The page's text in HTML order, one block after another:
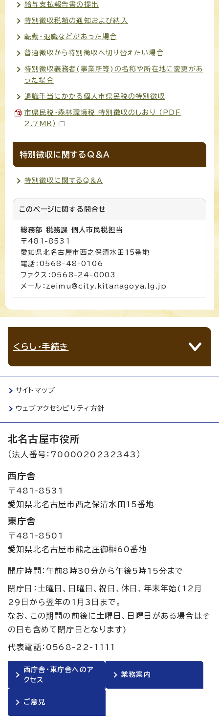
給与支払報告書の提出
特別徴収税額の通知および納入
転勤・退職などがあった場合
普通徴収から特別徴収へ切り替えたい場合
特別徴収義務者(事業所等)の名称や所在地に変更があ
った場合
退職手当にかかる個人市県民税の特別徴収
市県民税・森林環境税 特別徴収のしおり （PDF
2.7MB）
特別徴収に関するQ＆A
特別徴収に関するQ＆A
このページに関する 問合せ
総務部 税務課 個人市民税担当
〒481-8531
愛知県北名古屋市西之保清水田15番地
電話：0568-48-0106
ファクス：0568-24-0003
メール：zeimu@city.kitanagoya.lg.jp
くらし・手続き
サイトマップ
ウェブアクセシビリティ方針
北名古屋市役所
（法人番号：7000020232343）
西庁舎
〒481-8531
愛知県北名古屋市西之保清水田15番地
東庁舎
〒481-8501
愛知県北名古屋市熊之庄御榊60番地
開庁時間：午前8時30分から午後5時15分まで
閉庁日：土曜日、日曜日、祝日、休日、年末年始(12月
29日から翌年の1月3日まで。
なお、この期間の前後に土曜日、日曜日がある場合はそ
の日も含めて閉庁日となります)
代表電話：0568-22-1111
西庁舎・東庁舎へのア
クセス
業務案内
ご意見